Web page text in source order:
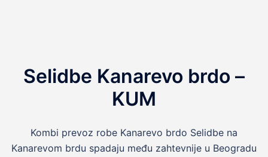
Selidbe Kanarevo brdo –
KUM
Kombi prevoz robe Kanarevo brdo Selidbe na
Kanarevom brdu spadaju među zahtevnije u Beogradu